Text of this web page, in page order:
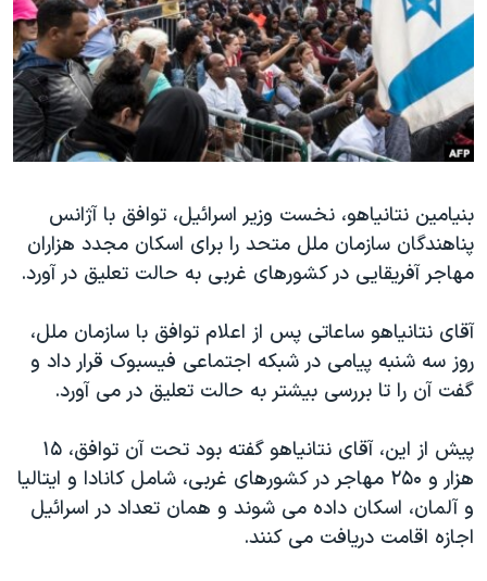
فرهنگ و زندگی
حقوق شهروندی
اقتصادی
علم و فناوری
گالری عکس
آرشیو پخش زنده
مستندها
انتخابات ریاست جمهوری آمریکا ۲۰۲۴
حمله جمهوری اسلامی به اسرائیل
رمز مهسا
اعتراضات زن، زندگی، آزادی
مجموعه مستندهای دادخواهی
دادگاه حمید نوری
چهل سال گروگان‌گیری
اعتراضات مردمی آبان ۹۸
اسرائیل در جنگ
نرگس محمدی برنده جایزه نوبل صلح
دنبال کنید
زبانهای مختلف
بنیامین نتانیاهو، نخست وزیر اسرائیل، توافق با آژانس
پناهندگان سازمان ملل متحد را برای اسکان مجدد هزاران
مهاجر آفریقایی در کشورهای غربی به حالت تعلیق در آورد.
آقای نتانیاهو ساعاتی پس از اعلام توافق با سازمان ملل،
روز سه شنبه پیامی در شبکه اجتماعی فیسبوک قرار داد و
گفت آن را تا بررسی بیشتر به حالت تعلیق در می آورد.
پیش از این، آقای نتانیاهو گفته بود تحت آن توافق، ۱۵
هزار و ۲۵۰ مهاجر در کشورهای غربی، شامل کانادا و ایتالیا
و آلمان، اسکان داده می شوند و همان تعداد در اسرائیل
اجازه اقامت دریافت می کنند.